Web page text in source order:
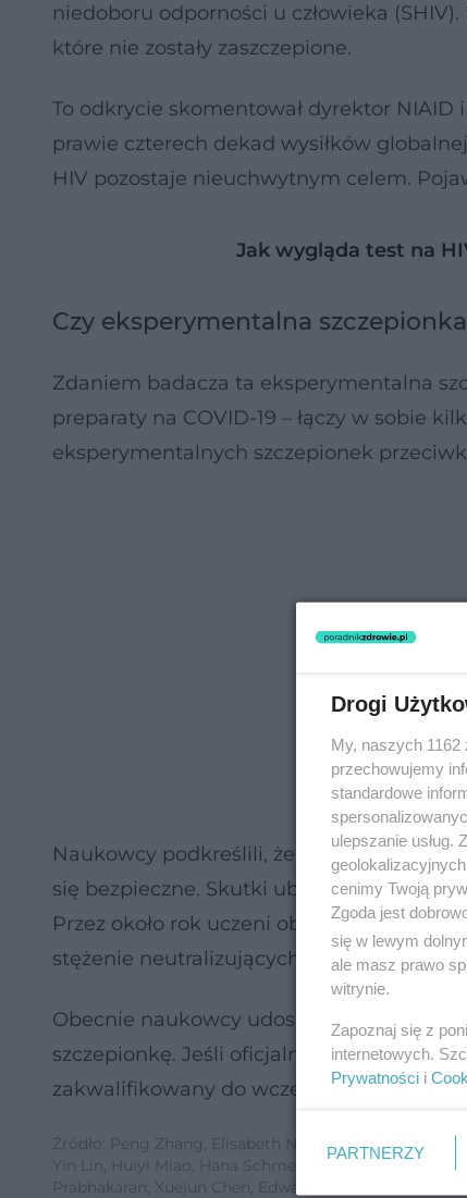
niedoboru odporności u człowieka
które nie zostały zaszczepione.
To odkrycie skomentował dyrektor NIAID
prawie czterech dekad wysiłków
HIV pozostaje nieuchwytnym celem.
Jak wygląda test na
Czy eksperymentalna
Zdaniem badacza ta eksperymentalna
preparaty na COVID-19 – łączy w sobie
eksperymentalnych szczepionek
Naukowcy podkreślili, że co prawda
się bezpieczne. Skutki uboczne po tej
Przez około rok uczeni obserwowali
stężenie neutralizujących przeciwciał
Obecnie naukowcy udoskonalają
szczepionkę. Jeśli oficjalnie zostanie
zakwalifikowany do wczesnego etapu
Źródło: Peng Zhang, Elisabeth Narayanan, Qingbo
Yin Lin, Huiyi Miao, Hana Schmeisser, Denise
Prabhakaran, Xuejun Chen, Edward K. Sarfo, David R.
Drogi
My, naszych
przechowujemy
standardowe
ulepszanie usług.
cenimy Twoją
Zgoda jest
się w lewym
ale masz prawo
witrynie.
Zapoznaj się z
internetowych.
Prywatności i
PARTNERZY